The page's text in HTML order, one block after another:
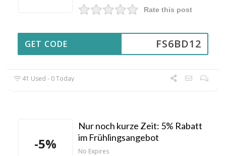
Rate this post
FS6BD12
GET CODE
41 Used - 0 Today
-5%
Nur noch kurze Zeit: 5% Rabatt
im Frühlingsangebot
No Expires